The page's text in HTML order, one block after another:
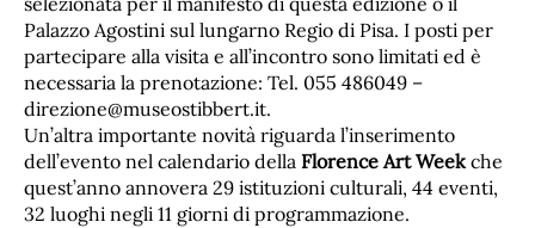
Palazzo Agostini sul lungarno Regio di Pisa. I posti per
partecipare alla visita e all’incontro sono limitati ed è
necessaria la prenotazione: Tel. 055 486049 –
direzione@museostibbert.it.
Un’altra importante novità riguarda l’inserimento
dell’evento nel calendario della Florence Art Weekche
quest’anno annovera 29 istituzioni culturali, 44 eventi,
32 luoghi negli 11 giorni di programmazione.